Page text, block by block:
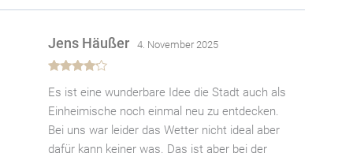
mit4von
5
Jens Häußer 4. November 2025
Es ist eine wunderbare Idee die Stadt auch als
Einheimische noch einmal neu zu entdecken.
Bei uns war leider das Wetter nicht ideal aber
dafür kann keiner was. Das ist aber bei der